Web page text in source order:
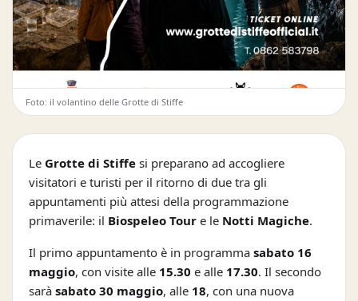
Foto: il volantino delle Grotte di Stiffe
Le Grotte di Stiffe si preparano ad accogliere
visitatori e turisti per il ritorno di due tra gli
appuntamenti più attesi della programmazione
primaverile: il Biospeleo Tour e le Notti Magiche.
Il primo appuntamento è in programma sabato 16
maggio, con visite alle 15.30 e alle 17.30. Il secondo
sarà sabato 30 maggio, alle 18, con una nuova